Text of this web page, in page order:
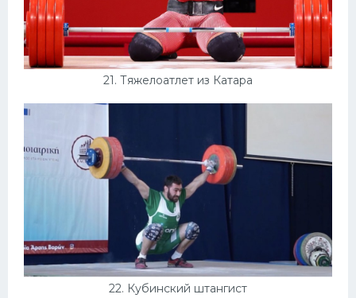
21. Тяжелоатлет из Катара
22. Кубинский штангист